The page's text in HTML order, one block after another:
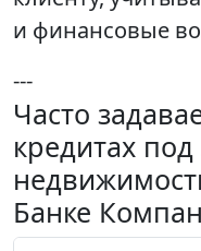
и финансовые
---
Часто
кредитах под
Банке